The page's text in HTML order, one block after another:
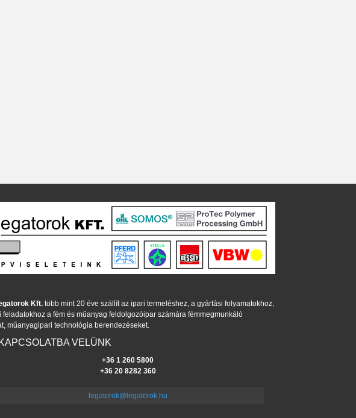
Kft.több mint 20 éve szállít az ipari termeléshez, a gyártási folyamatokhoz,
feladatokhoz a fém és műanyag feldolgozóipar számára fémmegmunkáló
műanyagipari technológia berendezéseket.
VELÜNK
+36 1 260 5800
+36 20 8282 360
legatorok@legatorok.hu